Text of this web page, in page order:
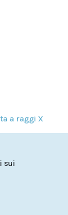
a raggi X
sui